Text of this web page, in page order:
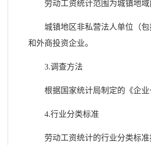
劳动工资统计范围为城镇地
城镇地区非私营法人单位（
和外商投资企业。
3.调查方法
根据国家统计局制定的《企
4.行业分类标准
劳动工资统计的行业分类标